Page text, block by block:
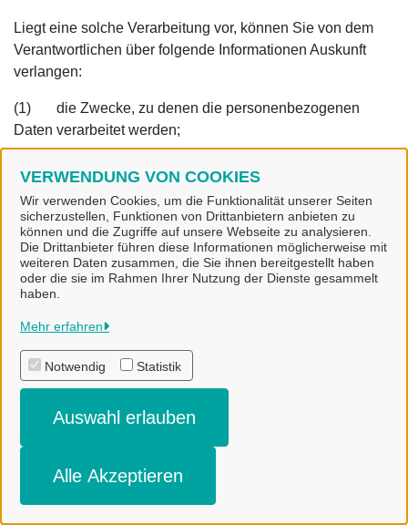
VERWENDUNG VON COOKIES
Wir verwenden Cookies, um die Funktionalität unserer Seiten
sicherzustellen, Funktionen von Drittanbietern anbieten zu
können und die Zugriffe auf unsere Webseite zu analysieren.
Die Drittanbieter führen diese Informationen möglicherweise mit
weiteren Daten zusammen, die Sie ihnen bereitgestellt haben
oder die sie im Rahmen Ihrer Nutzung der Dienste gesammelt
haben.
Mehr erfahren
Notwendig Statistik
Auswahl erlauben
Alle Akzeptieren
Liegt eine solche Verarbeitung vor, können Sie von dem
Verantwortlichen über folgende Informationen Auskunft
verlangen:
(1) die Zwecke, zu denen die personenbezogenen
Daten verarbeitet werden;
(3) die Empfänger bzw. die Kategorien von
Empfängern, gegenüber denen die Sie betreffenden
personenbezogenen Daten offengelegt wurden oder noch
offengelegt werden;
(4) die geplante Dauer der Speicherung der Sie
betreffenden personenbezogenen Daten oder, falls
konkrete Angaben hierzu nicht möglich sind, Kriterien für
die Festlegung der Speicherdauer;
(5) das Bestehen eines Rechts auf Berichtigung oder
Löschung der Sie betreffenden personenbezogenen
Daten, eines Rechts auf Einschränkung der Verarbeitung